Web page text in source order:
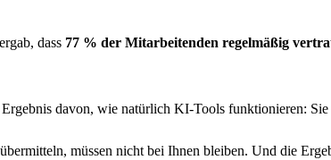
dass 77 % der Mitarbeitenden regelmäßig
davon, wie natürlich KI-Tools funktionieren:
müssen nicht bei Ihnen bleiben. Und die